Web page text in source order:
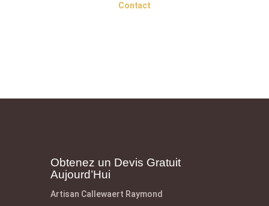
Contact
Obtenez un Devis Gratuit
Aujourd’Hui
Artisan Callewaert Raymond